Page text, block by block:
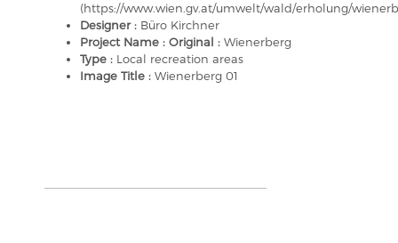
(https://www.wien.gv.at/umwelt/wald/erholung/
Designer : Büro Kirchner
Project Name : Original : Wienerberg
Type : Local recreation areas
Image Title : Wienerberg 01